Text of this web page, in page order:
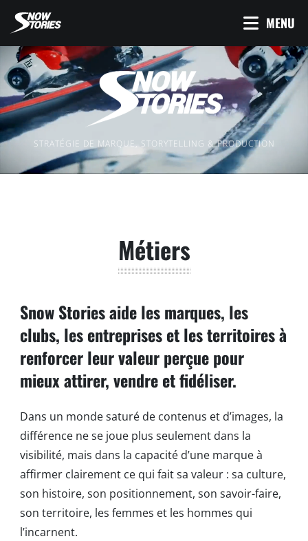
MENU
STRATÉGIE DE MARQUE, STORYTELLING & PRODUCTION
Métiers
Snow Stories aide les marques, les
clubs, les entreprises et les territoires à
renforcer leur valeur perçue pour
mieux attirer, vendre et fidéliser.
Dans un monde saturé de contenus et d’images, la
différence ne se joue plus seulement dans la
visibilité, mais dans la capacité d’une marque à
affirmer clairement ce qui fait sa valeur : sa culture,
son histoire, son positionnement, son savoir-faire,
son territoire, les femmes et les hommes qui
l’incarnent.